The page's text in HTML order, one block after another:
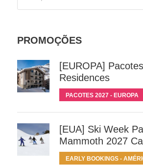
PROMOÇÕES
[EUROPA]
Residences
PACOTES 2027 - EUROPA
[EUA] Ski Week
Mammoth 2027
EARLY BOOKINGS -